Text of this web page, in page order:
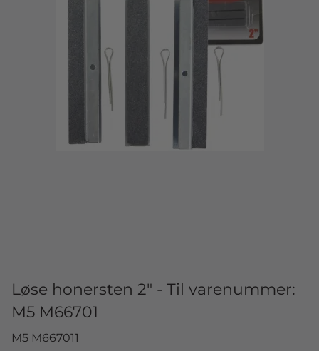
Løse honersten 2" - Til varenummer:
M5 M66701
M5 M667011